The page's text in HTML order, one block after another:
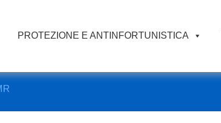
PROTEZIONE E ANTINFORTUNISTICA